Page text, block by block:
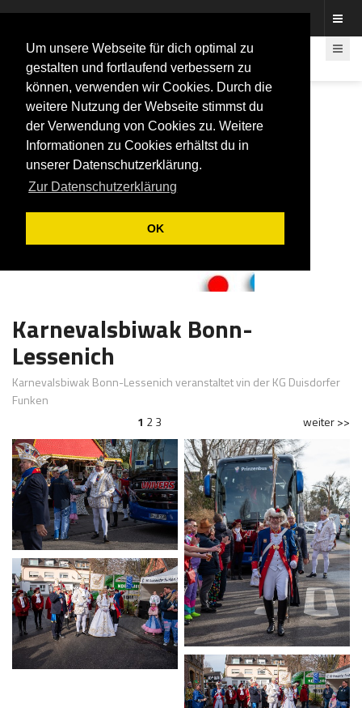
Um unsere Webseite für dich optimal zu
gestalten und fortlaufend verbessern zu
können, verwenden wir Cookies. Durch die
weitere Nutzung der Webseite stimmst du
der Verwendung von Cookies zu. Weitere
Informationen zu Cookies erhältst du in
unserer Datenschutzerklärung.
Zur Datenschutzerklärung
OK
Fotos rund um den Fastelovend
Karnevalsbiwak Bonn-
Lessenich
Karnevalsbiwak Bonn-Lessenich veranstaltet vin der KG Duisdorfer
Funken
1 23 weiter >>